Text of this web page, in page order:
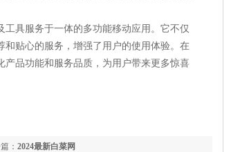
具服务于一体的多功能移动应用。它不仅
贴心的服务，增强了用户的使用体验。在
品功能和服务品质，为用户带来更多惊喜
： 2024最新白菜网